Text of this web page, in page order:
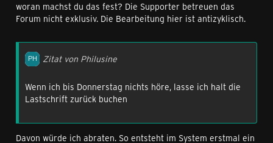
woran machst du das fest? Die Supporter betreuen das
Forum nicht exklusiv. Die Bearbeitung hier ist antizyklisch.
Zitat von Philusine
Wenn ich bis Donnerstag nichts höre, lasse ich halt die
Lastschrift zurück buchen
Davon würde ich abraten. So entsteht im System erstmal ein